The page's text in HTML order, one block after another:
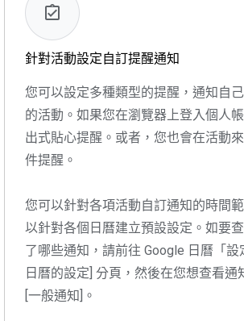
針對活動設定自訂提醒通知
您可以設定多種類型的提醒，通知自
的活動。如果您在瀏覽器上登入個人
出式貼心提醒。或者，您也會在活動
件提醒。
您可以針對各項活動自訂通知的時間
以針對各個日曆建立預設設定。如要
了哪些通知，請前往 Google 日曆「設
日曆的設定] 分頁，然後在您想查看通
[一般通知]。